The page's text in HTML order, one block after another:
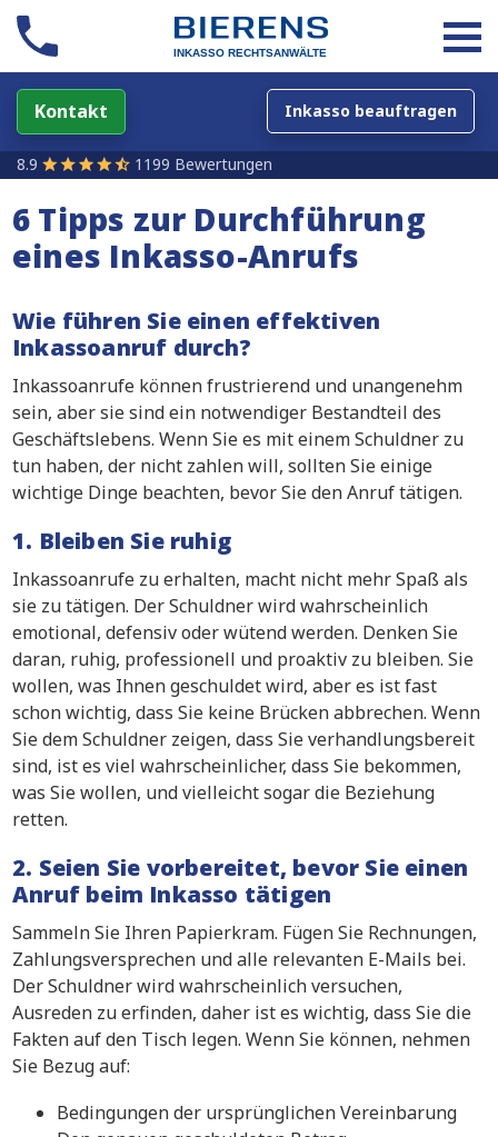
Kontakt Inkasso beauftragen
8.9 1199 Bewertungen
6 Tipps zur Durchführung
eines Inkasso-Anrufs
Wie führen Sie einen effektiven
Inkassoanruf durch?
Inkassoanrufe können frustrierend und unangenehm
sein, aber sie sind ein notwendiger Bestandteil des
Geschäftslebens. Wenn Sie es mit einem Schuldner zu
tun haben, der nicht zahlen will, sollten Sie einige
wichtige Dinge beachten, bevor Sie den Anruf tätigen.
1. Bleiben Sie ruhig
Inkassoanrufe zu erhalten, macht nicht mehr Spaß als
sie zu tätigen. Der Schuldner wird wahrscheinlich
emotional, defensiv oder wütend werden. Denken Sie
daran, ruhig, professionell und proaktiv zu bleiben. Sie
wollen, was Ihnen geschuldet wird, aber es ist fast
schon wichtig, dass Sie keine Brücken abbrechen. Wenn
Sie dem Schuldner zeigen, dass Sie verhandlungsbereit
sind, ist es viel wahrscheinlicher, dass Sie bekommen,
was Sie wollen, und vielleicht sogar die Beziehung
retten.
2. Seien Sie vorbereitet, bevor Sie einen
Anruf beim Inkasso tätigen
Sammeln Sie Ihren Papierkram. Fügen Sie Rechnungen,
Zahlungsversprechen und alle relevanten E-Mails bei.
Der Schuldner wird wahrscheinlich versuchen,
Ausreden zu erfinden, daher ist es wichtig, dass Sie die
Fakten auf den Tisch legen. Wenn Sie können, nehmen
Sie Bezug auf:
Bedingungen der ursprünglichen Vereinbarung